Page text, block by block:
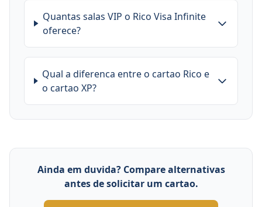
Quantas salas VIP o Rico Visa Infinite
oferece?
Qual a diferenca entre o cartao Rico e
o cartao XP?
Ainda em duvida? Compare alternativas
antes de solicitar um cartao.